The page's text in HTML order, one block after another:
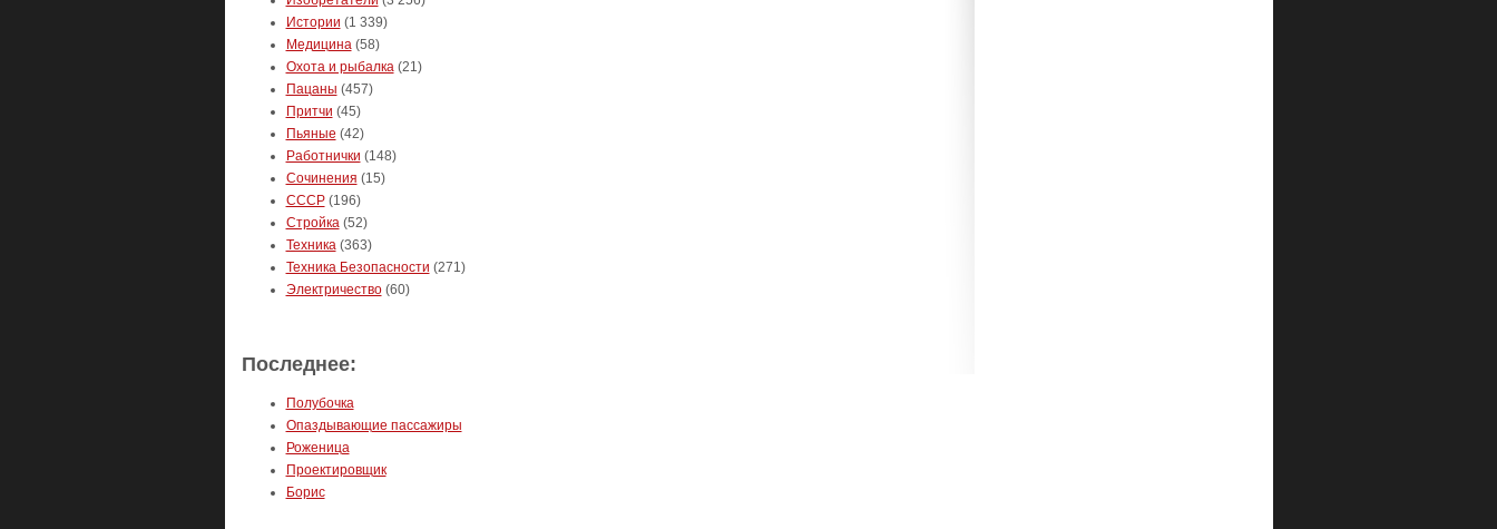
Истории (1 339)
Медицина(58)
Охота и рыбалка(21)
Пацаны (457)
Притчи (45)
Пьяные (42)
Работнички (148)
Сочинения (15)
СССР(196)
Стройка(52)
Техника(363)
Техника Безопасности (271)
Электричество(60)
Последнее:
Полубочка
Опаздывающие пассажиры
Роженица
Проектировщик
Борис